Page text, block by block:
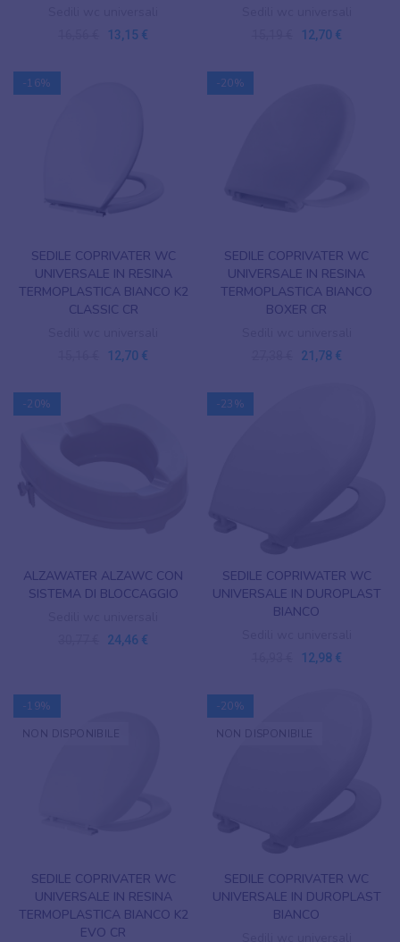
13,15 € 12,70 €
-16%
SEDILE COPRIVATER WC
UNIVERSALE IN RESINA
TERMOPLASTICA BIANCO K2
CLASSIC CR
12,70 €
-20%
SEDILE COPRIVATER WC
UNIVERSALE IN RESINA
TERMOPLASTICA BIANCO
BOXER CR
21,78 €
-20%
ALZAWATER ALZAWC CON
SISTEMA DI BLOCCAGGIO
24,46 €
-23%
SEDILE COPRIWATER WC
UNIVERSALE IN DUROPLAST
BIANCO
12,98 €
-19%
NON DISPONIBILE
SEDILE COPRIVATER WC
UNIVERSALE IN RESINA
TERMOPLASTICA BIANCO K2
EVO CR
-20%
NON DISPONIBILE
SEDILE COPRIVATER WC
UNIVERSALE IN DUROPLAST
BIANCO